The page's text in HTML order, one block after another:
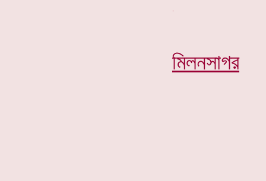
মিলনসাগর